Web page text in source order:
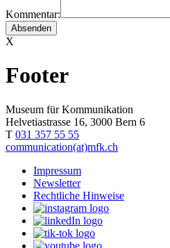
Kommentar:
X
Footer
Museum für Kommunikation
Helvetiastrasse 16, 3000 Bern 6
T 031 357 55 55
communication(at)mfk.ch
Impressum
Newsletter
Rechtliche Hinweise